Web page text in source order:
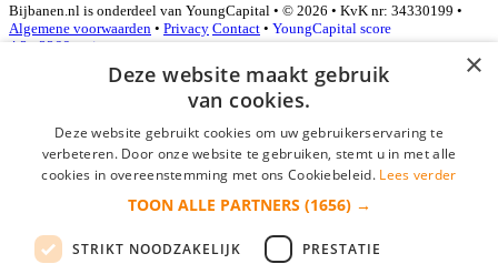
Bijbanen.nl is onderdeel van YoungCapital • © 2026 • KvK nr: 34330199 •
Algemene voorwaarden • Privacy Contact • YoungCapital score
4.3 - 3366 reviews
Inloggen als bedrijf
*
login gegevens onthouden
×
Deze website maakt gebruik
van cookies.
Deze website gebruikt cookies om uw gebruikerservaring te
verbeteren. Door onze website te gebruiken, stemt u in met alle
cookies in overeenstemming met ons Cookiebeleid. Lees verder
TOON ALLE PARTNERS (1656) →
STRIKT NOODZAKELIJK PRESTATIE